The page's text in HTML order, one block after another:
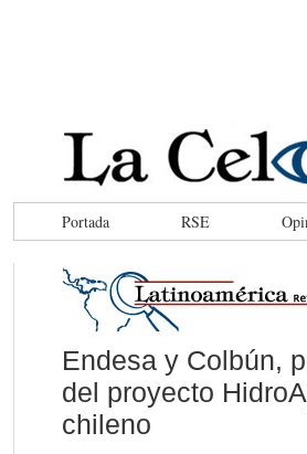
Portada RSE
Endesa y Colbún,
del proyecto
chileno